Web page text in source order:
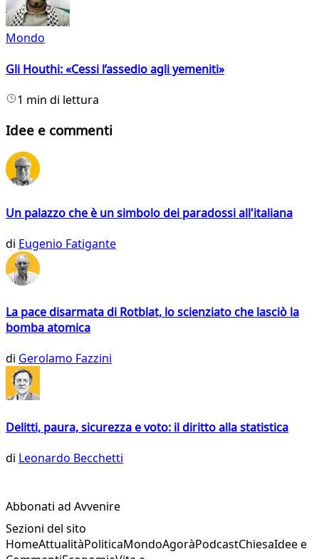
Mondo
Gli Houthi: «Cessi l’assedio agli yemeniti»
1 min di lettura
Idee e commenti
Un palazzo che è un simbolo dei paradossi all'italiana
di Eugenio Fatigante
La pace disarmata di Rotblat, lo scienziato che lasciò la
bomba atomica
di Gerolamo Fazzini
Delitti, paura, sicurezza e voto: il diritto alla statistica
di Leonardo Becchetti
Abbonati ad Avvenire
Sezioni del sito
HomeAttualitàPoliticaMondoAgoràPodcastChiesaIdee e